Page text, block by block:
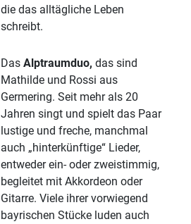
die das alltägliche Leben
schreibt.
Das Alptraumduo, das sind
Mathilde und Rossi aus
Germering. Seit mehr als 20
Jahren singt und spielt das Paar
lustige und freche, manchmal
auch „hinterkünftige“ Lieder,
entweder ein- oder zweistimmig,
begleitet mit Akkordeon oder
Gitarre. Viele ihrer vorwiegend
bayrischen Stücke luden auch